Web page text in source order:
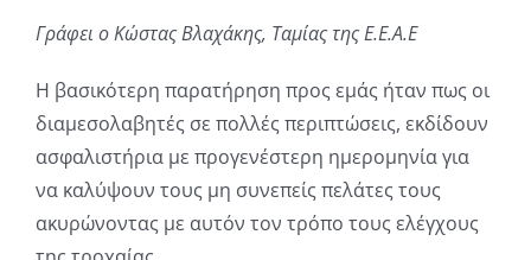
Γράφει ο Κώστας Βλαχάκης, Ταμίας της Ε.Ε.Α.Ε
Η βασικότερη παρατήρηση προς εμάς ήταν πως οι
διαμεσολαβητές σε πολλές περιπτώσεις, εκδίδουν
ασφαλιστήρια με προγενέστερη ημερομηνία για
να καλύψουν τους μη συνεπείς πελάτες τους
ακυρώνοντας με αυτόν τον τρόπο τους ελέγχους